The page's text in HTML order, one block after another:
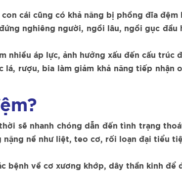
cái cũng có khả năng bị phồng đĩa
nghiêng người, ngồi lâu, ngồi gục đầu
nhiều áp lực, ảnh hưởng xấu đến cấu trúc
rượu, bia làm giảm khả năng tiếp nhận
sẽ nhanh chóng dẫn đến tình trạng
nề như liệt, teo cơ, rối loạn đại tiểu
bệnh về cơ xương khớp, dây thần kinh để